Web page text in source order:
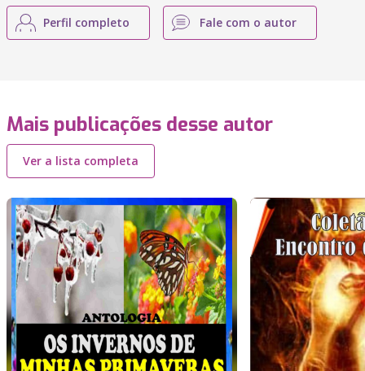
Perfil completo Fale com o autor
Mais publicações desse autor
Ver a lista completa